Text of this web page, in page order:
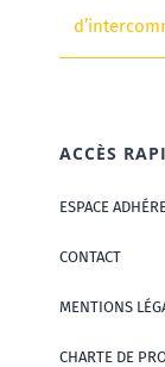
ACCÈS
ESPACE
CONTACT
MENTIONS
CHARTE DE